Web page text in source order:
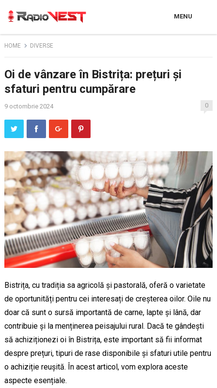
MENU
HOME DIVERSE
Oi de vânzare în Bistrița: prețuri și
sfaturi pentru cumpărare
9 octombrie 2024 0
Bistrița, cu tradiția sa agricolă și pastorală, oferă o varietate
de oportunități pentru cei interesați de creșterea oilor. Oile nu
doar că sunt o sursă importantă de carne, lapte și lână, dar
contribuie și la menținerea peisajului rural. Dacă te gândești
să achiziționezi oi în Bistrița, este important să fii informat
despre prețuri, tipuri de rase disponibile și sfaturi utile pentru
o achiziție reușită. În acest articol, vom explora aceste
aspecte esențiale.